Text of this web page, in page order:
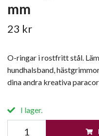
mm
23 kr
O-ringar i rostfritt stål.
hundhalsband,
dina andra kreativa
I lager.